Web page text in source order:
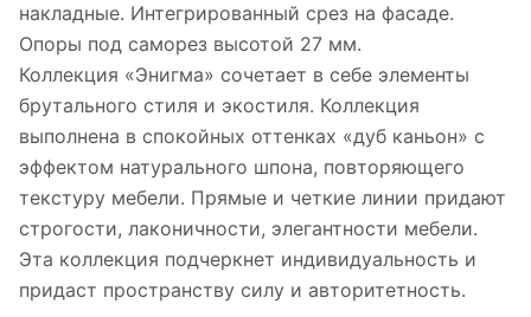
накладные. Интегрированный срез на фасаде.
Опоры под саморез высотой 27 мм.
Коллекция «Энигма» сочетает в себе элементы
брутального стиля и экостиля. Коллекция
выполнена в спокойных оттенках «дуб каньон» с
эффектом натурального шпона, повторяющего
текстуру мебели. Прямые и четкие линии придают
строгости, лаконичности, элегантности мебели.
Эта коллекция подчеркнет индивидуальность и
придаст пространству силу и авторитетность.